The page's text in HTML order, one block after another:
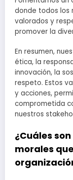
donde todos los
valorados y
promover la
En resumen,
ética, la
innovación, la
respeto. Estos
y acciones,
comprometida
nuestros
¿Cuáles
morales